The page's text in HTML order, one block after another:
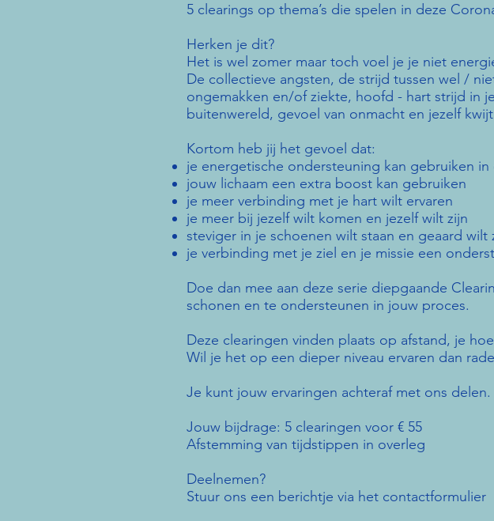
5 clearings op thema’s die spelen in deze
Herken je dit?
Het is wel zomer maar toch voel je je niet
De collectieve angsten, de strijd tussen wel /
ongemakken en/of ziekte, hoofd - hart strijd in
buitenwereld, gevoel van onmacht en jezelf
Kortom heb jij het gevoel dat:
je energetische ondersteuning kan gebruiken
jouw lichaam een extra boost kan gebruiken
je meer verbinding met je hart wilt ervaren
je meer bij jezelf wilt komen en jezelf wilt zijn
steviger in je schoenen wilt staan en geaard wilt
je verbinding met je ziel en je missie een
Doe dan mee aan deze serie diepgaande
schonen en te ondersteunen in jouw proces.
Deze clearingen vinden plaats op afstand, je
Wil je het op een dieper niveau ervaren dan
Je kunt jouw ervaringen achteraf met ons delen.
Jouw bijdrage: 5 clearingen voor € 55
Afstemming van tijdstippen in overleg
Deelnemen?
Stuur ons een berichtje via het contactformulier